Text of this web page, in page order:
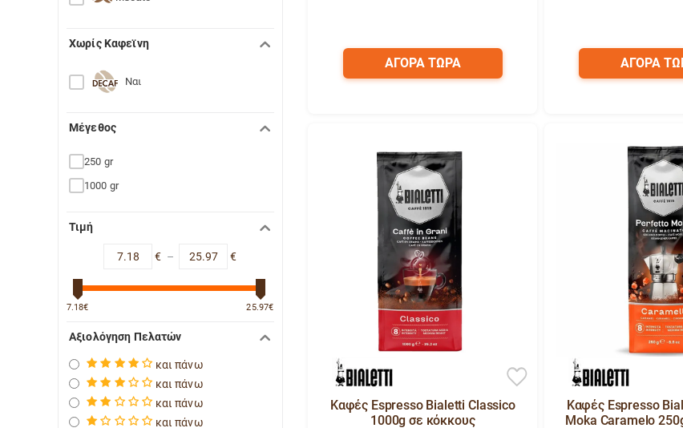
Χωρίς Καφεϊνη
Ναι
Μέγεθος
250 gr
1000 gr
Τιμή
€ – €
7.18€ 25.97€
Αξιολόγηση Πελατών
και πάνω
και πάνω
και πάνω
και πάνω
ΑΓΟΡΑ ΤΩΡΑ ΑΓΟΡΑ
Καφές Espresso Bialetti Classico
1000g σε κόκκους
Καφές Espresso
Moka Caramelo